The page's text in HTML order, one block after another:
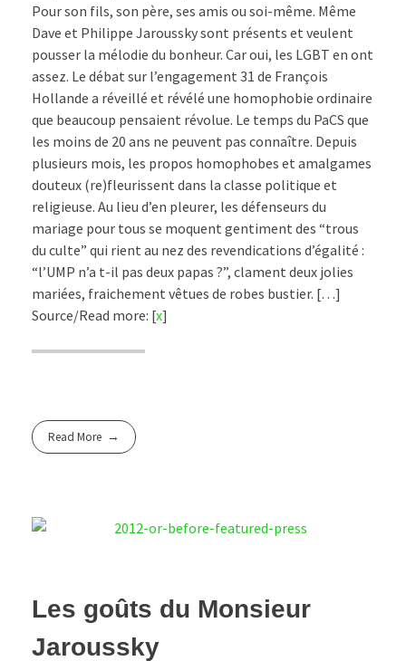
Pour son fils, son père, ses amis ou soi-même. Même
Dave et Philippe Jaroussky sont présents et veulent
pousser la mélodie du bonheur. Car oui, les LGBT en ont
assez. Le débat sur l’engagement 31 de François
Hollande a réveillé et révélé une homophobie ordinaire
que beaucoup pensaient révolue. Le temps du PaCS que
les moins de 20 ans ne peuvent pas connaître. Depuis
plusieurs mois, les propos homophobes et amalgames
douteux (re)fleurissent dans la classe politique et
religieuse. Au lieu d’en pleurer, les défenseurs du
mariage pour tous se moquent gentiment des “trous
du culte” qui rient au nez des revendications d’égalité :
“l’UMP n’a t-il pas deux papas ?”, clament deux jolies
mariées, fraichement vêtues de robes bustier. […]
Source/Read more: [x]
Read More
Les goûts du Monsieur
Jaroussky